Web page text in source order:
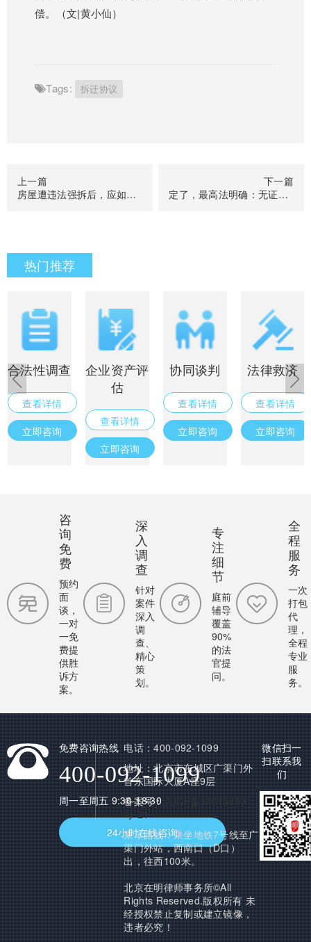
偿。（文|黄小仙）
Tags: 拆迁协议
上一篇
房屋遭违法强拆后，应如何赔偿？
下一篇
定了，最高法明确：无证房≠违建，拆迁方不能想拆就拆!
热门推荐
合法性调查
查看详情
立即咨询
企业资产评
估
查看详情
立即咨询
协同谈判
查看详情
立即咨询
法律救济
查看详情
立即咨询
咨
询
免
费
预约
面
谈，
一对
一免
费提
供胜
诉方
案。
深
入
调
查
针对
案件
深入
调
查、
精心
策
划。
专
注
细
节
庭前
辅导
覆盖
90%
的法
官提
问。
全
程
服
务
一次
打包
代
理，
全程
专业
服
务。
免费咨询热线
400-092-1099
周一至周五 9:30-18:30
24小时在线咨询
电话：400-092-1099
地址：北京市东城区广渠门外
首东国际大厦A座9层
备案号：京ICP备12019459
号-21
乘车路线：乘坐地铁7号线至广
渠门外站，西南口（D口）
出，往西100米。
北京在明律师事务所©All
Rights Reserved.版权所有 未
经授权禁止复制或建立镜像，
违者必究！
微信扫一
扫联系我
们